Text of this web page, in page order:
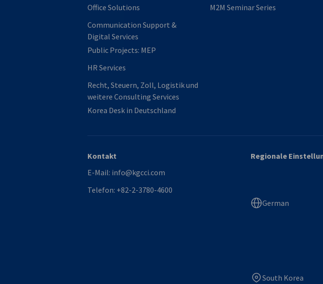
Office Solutions
Communication Support &
Digital Services
Public Projects: MEP
HR Services
Recht, Steuern, Zoll, Logistik und
weitere Consulting Services
Korea Desk in Deutschland
M2M Seminar Series
Kontakt
E-Mail: info@kgcci.com
Telefon: +82-2-3780-4600
Regionale
German
South Korea